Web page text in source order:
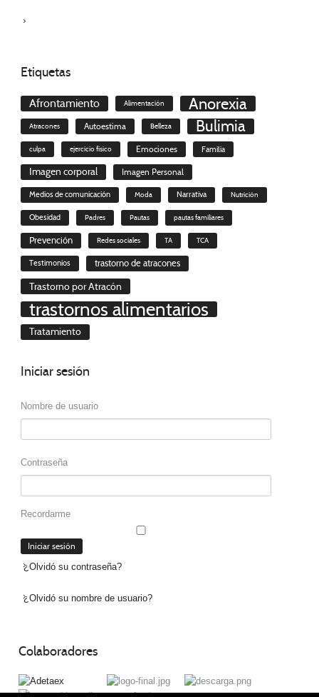
Etiquetas
Afrontamiento Alimentación Anorexia
Atracones Autoestima Belleza Bulimia
culpa ejercicio físico Emociones Familia
Imagen corporal Imagen Personal
Medios de comunicación Moda Narrativa Nutrición
Obesidad Padres Pautas pautas familiares
Prevención Redes sociales TA TCA
Testimonios trastorno de atracones
Trastorno por Atracón
trastornos alimentarios
Tratamiento
Iniciarsesión
Nombre de usuario
Contraseña
Recordarme
¿Olvidó su contraseña?
¿Olvidó su nombre de usuario?
Colaboradores